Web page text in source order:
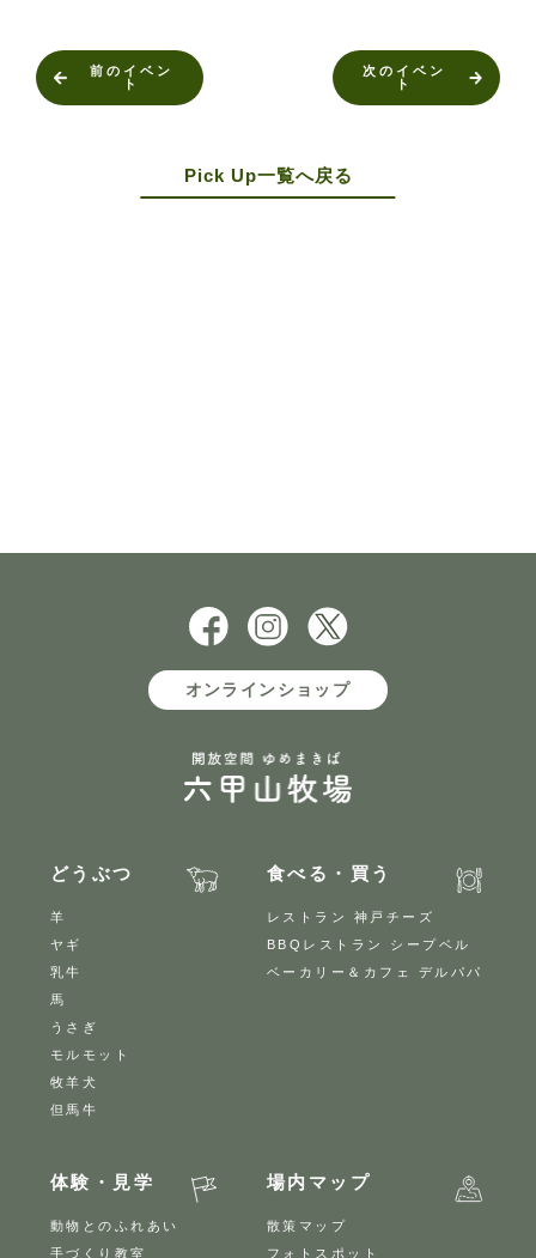
前のイベン
ト
Pick Up一覧へ戻る
次のイベン
ト
オンラインショップ
どうぶつ
羊
ヤギ
乳牛
馬
うさぎ
モルモット
牧羊犬
但馬牛
食べる・買う
レストラン 神戸チーズ
BBQレストラン シープベル
ベーカリー＆カフェ デルパパ
体験・見学
動物とのふれあい
手づくり教室
場内マップ
散策マップ
フォトスポット